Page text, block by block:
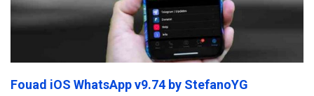
Fouad iOS WhatsApp v9.74 by StefanoYG